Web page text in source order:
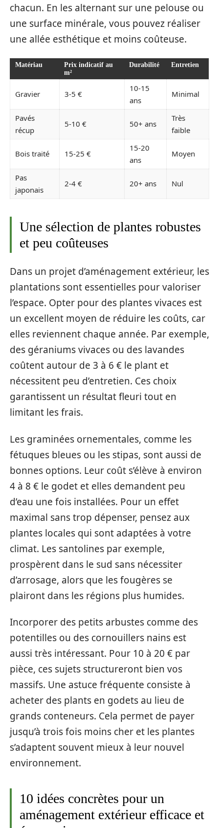
chacun. En les alternant sur une pelouse ou
une surface minérale, vous pouvez réaliser
une allée esthétique et moins coûteuse.
Matériau
Prix indicatif au
m²
Durabilité Entretien
Gravier 3-5 €
10-15
ans
Minimal
Pavés
récup
5-10 € 50+ ans
Très
faible
Bois traité 15-25 €
15-20
ans
Moyen
Pas
japonais
2-4 € 20+ ans Nul
Une sélection de plantes robustes
et peu coûteuses
Dans un projet d’aménagement extérieur, les
plantations sont essentielles pour valoriser
l’espace. Opter pour des plantes vivaces est
un excellent moyen de réduire les coûts, car
elles reviennent chaque année. Par exemple,
des géraniums vivaces ou des lavandes
coûtent autour de 3 à 6 € le plant et
nécessitent peu d’entretien. Ces choix
garantissent un résultat fleuri tout en
limitant les frais.
Les graminées ornementales, comme les
fétuques bleues ou les stipas, sont aussi de
bonnes options. Leur coût s’élève à environ
4 à 8 € le godet et elles demandent peu
d’eau une fois installées. Pour un effet
maximal sans trop dépenser, pensez aux
plantes locales qui sont adaptées à votre
climat. Les santolines par exemple,
prospèrent dans le sud sans nécessiter
d’arrosage, alors que les fougères se
plairont dans les régions plus humides.
Incorporer des petits arbustes comme des
potentilles ou des cornouillers nains est
aussi très intéressant. Pour 10 à 20 € par
pièce, ces sujets structureront bien vos
massifs. Une astuce fréquente consiste à
acheter des plants en godets au lieu de
grands conteneurs. Cela permet de payer
jusqu’à trois fois moins cher et les plantes
s’adaptent souvent mieux à leur nouvel
environnement.
10 idées concrètes pour un
aménagement extérieur efficace et